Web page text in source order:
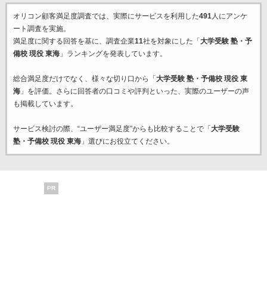
オリコン顧客満足度調査では、実際にサービスを利用した491人にアンケ
ート調査を実施。
満足度に関する回答を基に、調査企業11社を対象にした「 大学受験 塾・予
備校 現役 東海」ランキングを発表しています。
総合満足度だけでなく、様々な切り口から「 大学受験 塾・予備校 現役 東
海」を評価。さらに回答者の口コミや評判といった、実際のユーザーの声
も掲載しています。
サービス検討の際、“ユーザー満足度”からも比較することで「 大学受験
塾・予備校 現役 東海」選びにお役立てください。
PR